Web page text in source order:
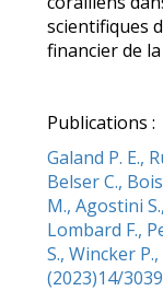
scientifiques
financier de
Publications :
Galand P. E.,
Belser C.,
M., Agostini
Lombard F.,
S., Wincker
(2023)14/3039